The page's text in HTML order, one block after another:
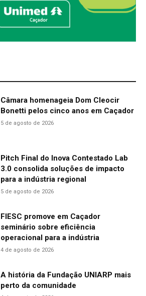
Câmara homenageia Dom Cleocir
Bonetti pelos cinco anos em Caçador
5 de agosto de 2026
Pitch Final do Inova Contestado Lab
3.0 consolida soluções de impacto
para a indústria regional
5 de agosto de 2026
FIESC promove em Caçador
seminário sobre eficiência
operacional para a indústria
4 de agosto de 2026
A história da Fundação UNIARP mais
perto da comunidade